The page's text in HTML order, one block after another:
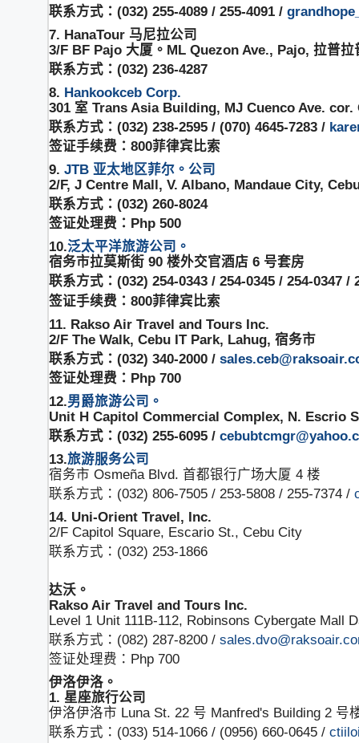
联系方式：(032) 255-4089 / 255-4091 /
7. HanaTour 马尼拉公司
3/F BF Pajo 大厦。ML Quezon Ave., Pajo, 拉普拉
联系方式：(032) 236-4287
8. Hankookceb Corp.
301 室 Trans Asia Building, MJ Cuenco Ave. cor.
联系方式：(032) 238-2595 / (070) 4645-7283 /
签证手续费：800菲律宾比索
9. JTB 亚太地区菲尔。公司
2/F, J Centre Mall, V. Albano, Mandaue City,
联系方式：(032) 260-8024
签证处理费：Php 500
10.泛太平洋旅游公司。
宿务市拉莫斯街 90 楼外交官酒店 6 号套房
联系方式：(032) 254-0343 / 254-0345 / 254-0347 /
签证手续费：800菲律宾比索
11. Rakso Air Travel and Tours Inc.
2/F The Walk, Cebu IT Park, Lahug, 宿务市
联系方式：(032) 340-2000 /
签证处理费：Php 700
12.男爵旅游公司。
Unit H Capitol Commercial Complex, N. Escrio
联系方式：(032) 255-6095 /
13.旅游服务公司
宿务市 Osmeña Blvd. 首都银行广场大厦 4 楼
联系方式：(032) 806-7505 / 253-5808 / 255-7374 /
14. Uni-Orient Travel, Inc.
2/F Capitol Square, Escario St., Cebu City
联系方式：(032) 253-1866
达沃。
Rakso Air Travel and Tours Inc.
Level 1 Unit 111B-112, Robinsons Cybergate Mall
联系方式：(082) 287-8200 /
签证处理费：Php 700
伊洛伊洛。
1. 星座旅行公司
伊洛伊洛市 Luna St. 22 号 Manfred's Building 2 号
联系方式：(033) 514-1066 / (0956) 660-0645 /